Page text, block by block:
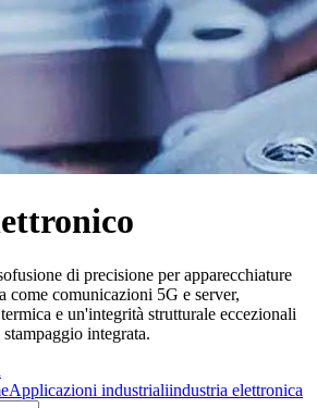
di precisione per apparecchiature
come comunicazioni 5G e server,
e un'integrità strutturale eccezionali
integrata.
Applicazioni industrialiindustria elettronica